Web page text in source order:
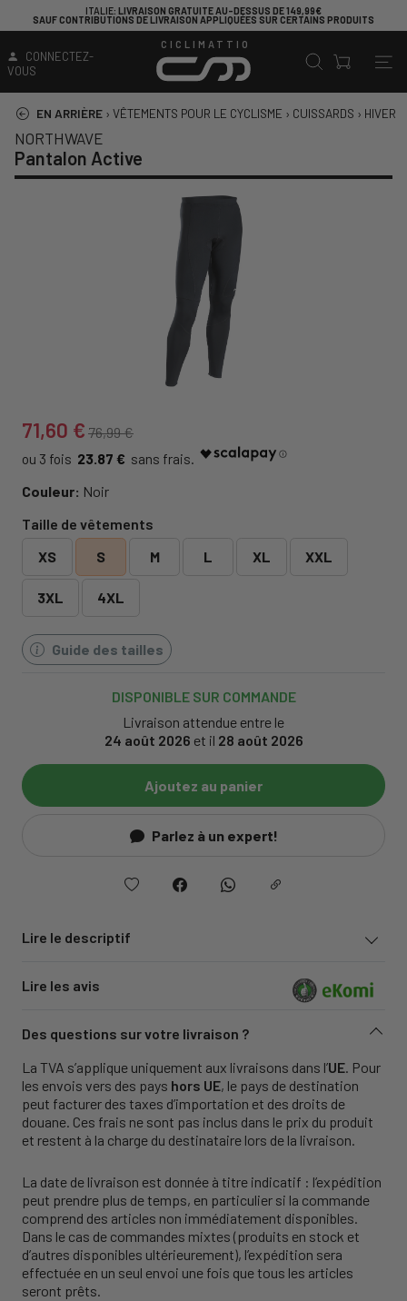
ITALIE: LIVRAISON GRATUITE AU-DESSUS DE 149,99€
SAUF CONTRIBUTIONS DE LIVRAISON APPLIQUÉES SUR CERTAINS PRODUITS
CONNECTEZ-
VOUS
CICLIMATTIO
EN ARRIÈRE › VÊTEMENTS POUR LE CYCLISME › CUISSARDS › HIVER
NORTHWAVE
Pantalon Active
71,60 € 76,99 €
23.87 €
Couleur: Noir
Taille de vêtements
XS
S M L XL XXL
3XL 4XL
Guide des tailles
DISPONIBLE SUR COMMANDE
Livraison attendue entre le
24 août 2026 et il 28 août 2026
Ajoutez au panier
Parlez à un expert!
Lire le descriptif
Lire les avis
Des questions sur votre livraison ?
La TVA s’applique uniquement aux livraisons dans l’UE . Pour
les envois vers des pays hors UE, le pays de destination
peut facturer des taxes d’importation et des droits de
douane. Ces frais ne sont pas inclus dans le prix du produit
et restent à la charge du destinataire lors de la livraison.
La date de livraison est donnée à titre indicatif : l’expédition
peut prendre plus de temps, en particulier si la commande
comprend des articles non immédiatement disponibles.
Dans le cas de commandes mixtes (produits en stock et
d’autres disponibles ultérieurement), l’expédition sera
effectuée en un seul envoi une fois que tous les articles
seront prêts.